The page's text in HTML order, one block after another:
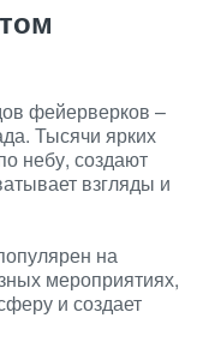
фейерверков –
Тысячи ярких
небу, создают
взгляды и
на
мероприятиях,
и создает